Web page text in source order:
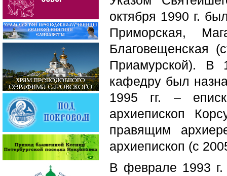
октября 1990 г.
Приморская,
Благовещенская
Приамурской). В
кафедру был
1995 гг. –
архиепископ
правящим
архиепископ (с
В феврале 1993 г.